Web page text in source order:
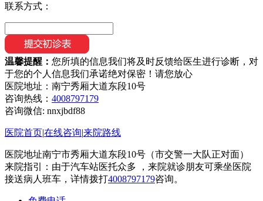
联系方式：
温馨提醒： 您所填的信息我们将及时反馈给医生进行诊断，对
于您的个人信息我们承诺绝对保密！请您放心
医院地址：南宁秀厢大道东段10号
咨询热线： 4008797179
咨询微信: nnxjbdf88
医院首页|在线咨询|来院路线
医院地址南宁市秀厢大道东段10号（市交警一大队正对面）
来院指引：由于汽车站医托众多 ，来院就诊朋友可乘坐医院
接送病人班车，详情拨打4008797179咨询。